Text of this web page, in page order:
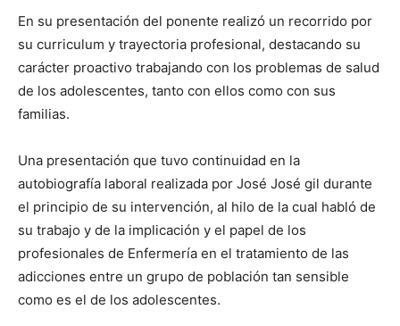
En su presentación del ponente realizó un recorrido por
su curriculum y trayectoria profesional, destacando su
carácter proactivo trabajando con los problemas de salud
de los adolescentes, tanto con ellos como con sus
familias.
Una presentación que tuvo continuidad en la
autobiografía laboral realizada por José José gil durante
el principio de su intervención, al hilo de la cual habló de
su trabajo y de la implicación y el papel de los
profesionales de Enfermería en el tratamiento de las
adicciones entre un grupo de población tan sensible
como es el de los adolescentes.